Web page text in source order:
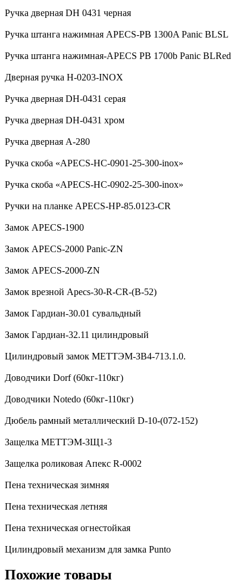
Ручка дверная DH 0431 черная
Ручка штанга нажимная APECS-PB 1300A Panic BLSL
Ручка штанга нажимная-APECS PB 1700b Panic BLRed
Дверная ручка H-0203-INOX
Ручка дверная DH-0431 серая
Ручка дверная DH-0431 хром
Ручка дверная А-280
Ручка скоба «APECS-HC-0901-25-300-inox»
Ручка скоба «APECS-HC-0902-25-300-inox»
Ручки на планке APECS-HP-85.0123-CR
Замок APECS-1900
Замок APECS-2000 Panic-ZN
Замок APECS-2000-ZN
Замок врезной Apecs-30-R-CR-(B-52)
Замок Гардиан-30.01 сувальдный
Замок Гардиан-32.11 цилиндровый
Цилиндровый замок МЕТТЭМ-ЗВ4-713.1.0.
Доводчики Dorf (60кг-110кг)
Доводчики Notedo (60кг-110кг)
Дюбель рамный металлический D-10-(072-152)
Защелка МЕТТЭМ-ЗЩ1-3
Защелка роликовая Апекс R-0002
Пена техническая зимняя
Пена техническая летняя
Пена техническая огнестойкая
Цилиндровый механизм для замка Punto
Похожие товары